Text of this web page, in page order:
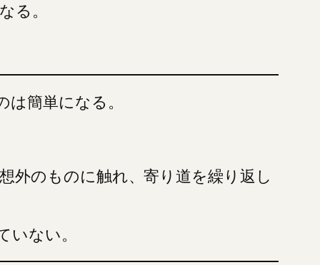
る。
簡単になる。
外のものに触れ、寄り道を繰り返し
ない。